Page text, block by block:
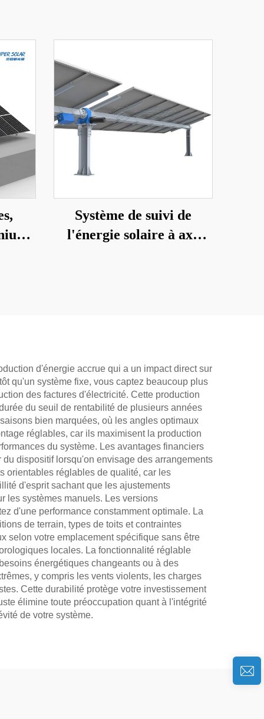
Système de suivi de
l'énergie solaire à axe
d'énergie accrue qui a un impact direct sur
qu'un système fixe, vous captez beaucoup plus
des factures d'électricité. Cette production
du seuil de rentabilité de plusieurs années
bien marquées, où les angles optimaux
réglables, car ils maximisent la production
du système. Les avantages financiers
dispositif lorsqu'on envisage des arrangements
orientables réglables de qualité, car les
d'esprit sachant que les ajustements
les systèmes manuels. Les versions
d'une performance constamment optimale. La
de terrain, types de toits et contraintes
selon votre emplacement spécifique sans être
locales. La fonctionnalité réglable
énergétiques changeants ou à des
y compris les vents violents, les charges
Cette durabilité protège votre investissement
élimine toute préoccupation quant à l'intégrité
de votre système.